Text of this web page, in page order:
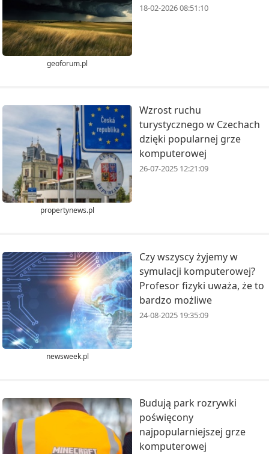
geoforum.pl
18-02-2026 08:51:10
propertynews.pl
Wzrost ruchu
turystycznego w Czechach
dzięki popularnej grze
komputerowej
26-07-2025 12:21:09
newsweek.pl
Czy wszyscy żyjemy w
symulacji komputerowej?
Profesor fizyki uważa, że to
bardzo możliwe
24-08-2025 19:35:09
Budują park rozrywki
poświęcony
najpopularniejszej grze
komputerowej